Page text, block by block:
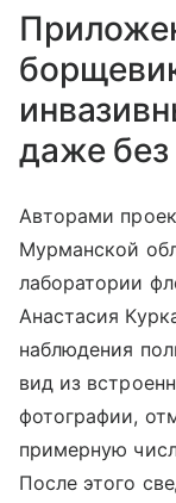
даже без
Авторами
Мурманской
лаборатории
Анастасия
наблюдения
вид из
фотографии,
примерную
После этого